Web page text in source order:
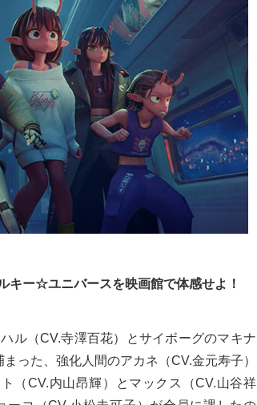
キー☆ユニバースを映画館で体感せよ！
ル（CV.寺澤百花）とサイボーグのマキナ
った、強化人間のアカネ（CV.金元寿子）
（CV.内山昂輝）とマックス（CV.山谷祥